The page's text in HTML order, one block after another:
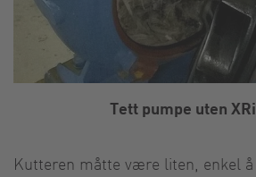
Tett pumpe uten
Kutteren måtte være liten, enkel